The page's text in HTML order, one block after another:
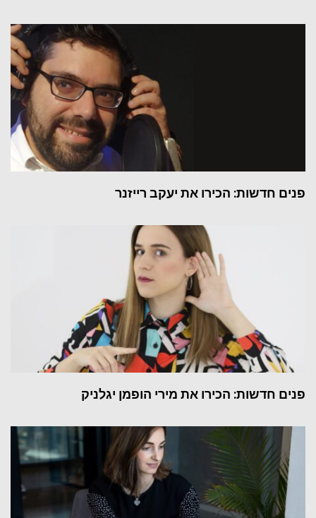
פנים חדשות: הכירו את יעקב רייזנר
פנים חדשות: הכירו את מירי הופמן יגלניק